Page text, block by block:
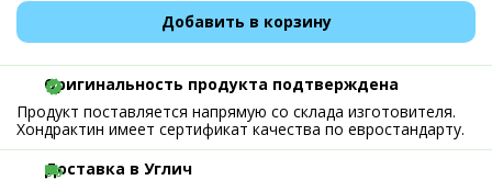
Добавить в корзину
Оригинальность продукта подтверждена
Продукт поставляется напрямую со склада изготовителя.
Хондрактин имеет сертификат качества по евростандарту.
Доставка в Углич